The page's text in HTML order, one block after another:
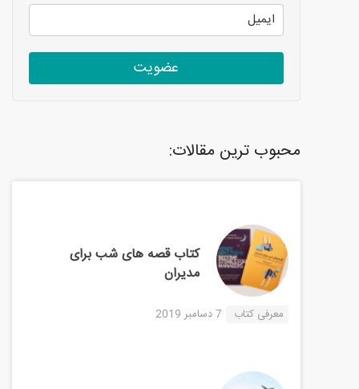
عضویت
محبوب ترین مقالات:
کتاب قصه های شب برای
مدیران
معرفی کتاب 7 دسامبر 2019